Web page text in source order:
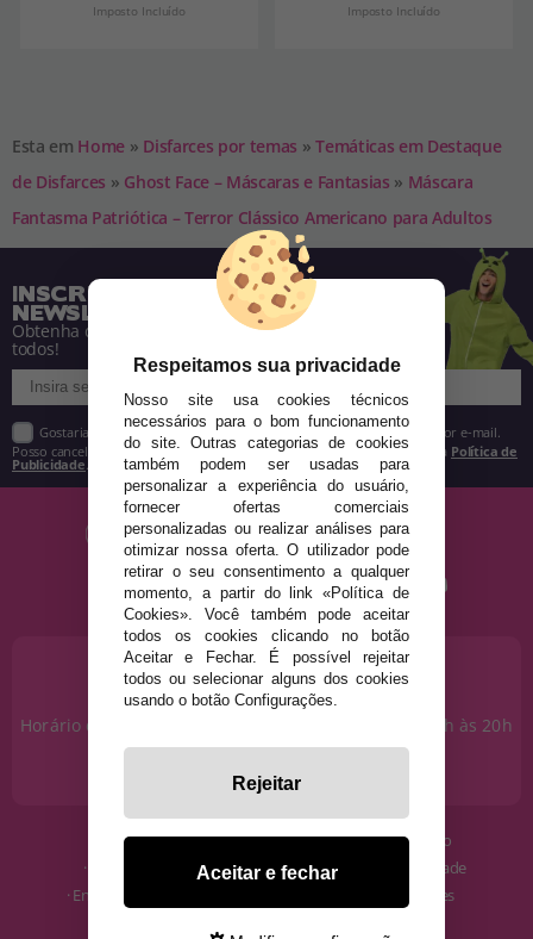
Imposto Incluído Imposto Incluído
Esta em Home » Disfarces por temas » Temáticas em Destaque
de Disfarces » Ghost Face – Máscaras e Fantasias » Máscara
Fantasma Patriótica – Terror Clássico Americano para Adultos
INSCREVA-SE NA NOSSA
NEWSLETTER
Obtenha descontos e saiba de tudo antes de
todos!
Gostaria de receber descontos exclusivos, novidades e tendências por e-mail.
Posso cancelar a inscrição a qualquer momento, conforme estipulado na Política de
Publicidade
PRECISA DE AJUDA?
915 793 695
Horário de segunda a sexta das 10h às 14h e das 17h às 20h
info@disfracestuyyo.pt
· Quem somos
· Como comprar
· Envios e Devoluções
· Condições de uso
· Política de Privacidade
· Política de Cookies
Respeitamos sua privacidade
Nosso site usa cookies técnicos
necessários para o bom funcionamento
do site. Outras categorias de cookies
também podem ser usadas para
personalizar a experiência do usuário,
fornecer ofertas comerciais
personalizadas ou realizar análises para
otimizar nossa oferta. O utilizador pode
retirar o seu consentimento a qualquer
momento, a partir do link «Política de
Cookies». Você também pode aceitar
todos os cookies clicando no botão
Aceitar e Fechar. É possível rejeitar
todos ou selecionar alguns dos cookies
usando o botão Configurações.
Rejeitar
Aceitar e fechar